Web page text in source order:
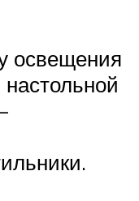
освещения